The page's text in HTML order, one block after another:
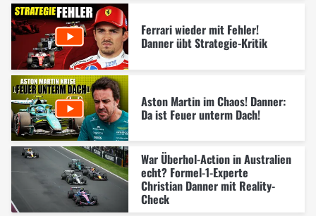
Ferrari wieder mit Fehler!
Danner übt Strategie-Kritik
Aston Martin im Chaos! Danner:
Da ist Feuer unterm Dach!
War Überhol-Action in Australien
echt? Formel-1-Experte
Christian Danner mit Reality-
Check